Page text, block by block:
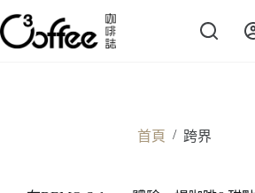
跳
至
主
首頁 / 跨界